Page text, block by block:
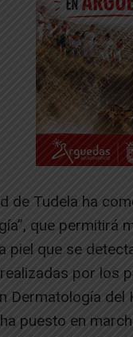
de Tudela ha
que permitirá
piel que se
por los
Dermatología del
puesto en